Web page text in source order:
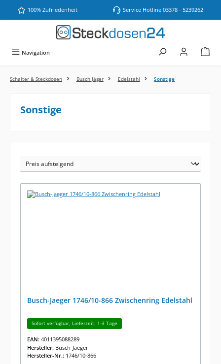
Zum Hauptinhalt springen
100% Zufriedenheit Service Hotline 03378 - 5239262
Navigation
Schalter & Steckdosen Busch Jäger Edelstahl Sonstige
Sonstige
Busch-Jaeger 1746/10-866 Zwischenring Edelstahl
Sofort verfügbar, Lieferzeit: 1-3 Tage
EAN: 4011395088289
Hersteller: Busch-Jaeger
Hersteller-Nr.: 1746/10-866